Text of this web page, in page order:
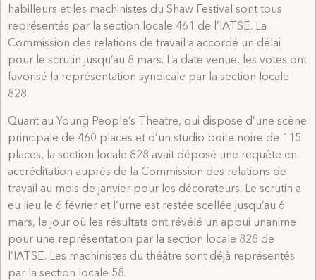
habilleurs et les machinistes du Shaw Festival sont tous
représentés par la section locale 461 de l’IATSE. La
Commission des relations de travail a accordé un délai
pour le scrutin jusqu’au 8 mars. La date venue, les votes ont
favorisé la représentation syndicale par la section locale
828.
Quant au Young People’s Theatre, qui dispose d’une scène
principale de 460 places et d’un studio boite noire de 115
places, la section locale 828 avait déposé une requête en
accréditation auprès de la Commission des relations de
travail au mois de janvier pour les décorateurs. Le scrutin a
eu lieu le 6 février et l’urne est restée scellée jusqu’au 6
mars, le jour où les résultats ont révélé un appui unanime
pour une représentation par la section locale 828 de
l’IATSE. Les machinistes du théâtre sont déjà représentés
par la section locale 58.